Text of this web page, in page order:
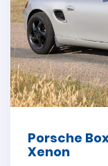
Porsche
Xenon